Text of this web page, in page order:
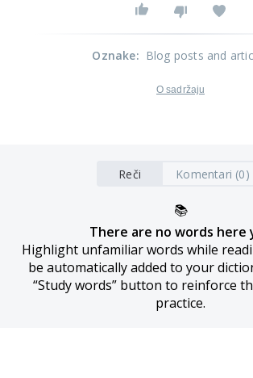
Oznake: Blog posts and
O sadržaju
Reči Komentari (0)
📚
There are no words here
Highlight unfamiliar words while
be automatically added to your
“Study words” button to reinforce
practice.